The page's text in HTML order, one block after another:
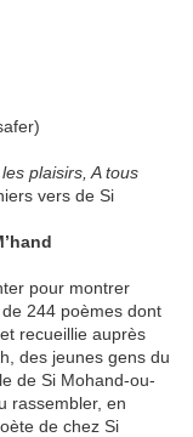
plaisirs, A tous
vers de Si
pour montrer
244 poèmes dont
recueillie auprès
des jeunes gens du
de Si Mohand-ou-
rassembler, en
de chez Si